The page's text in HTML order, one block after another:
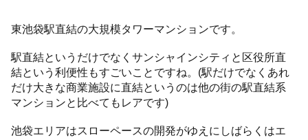
東池袋駅直結の大規模タワーマンションです。
駅直結というだけでなくサンシャインシティと区役所直
結という利便性もすごいことですね。(駅だけでなくあれ
だけ大きな商業施設に直結というのは他の街の駅直結系
マンションと比べてもレアです)
池袋エリアはスローペースの開発がゆえにしばらくはエ